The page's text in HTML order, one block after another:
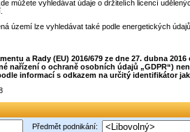
můžete vyhledávat údaje o držitelích licencí
území lze vyhledávat také podle energetických údajů.
a Rady (EU) 2016/679 ze dne 27. dubna
nařízení o ochraně osobních údajů „GDPR“)
informací s odkazem na určitý identifikátor
Předmět podnikání: